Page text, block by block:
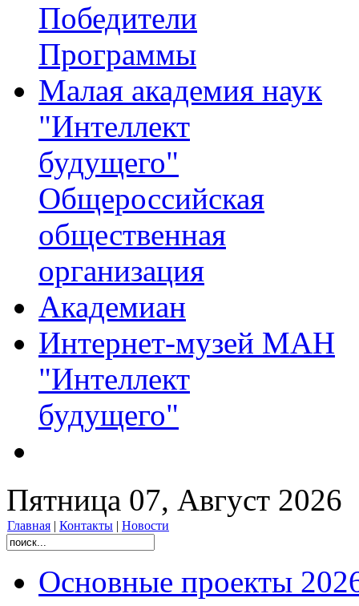
Победители
Программы
Малая академия наук
"Интеллект
будущего"
Общероссийская
общественная
организация
Академиан
Интернет-музей МАН
"Интеллект
будущего"
Пятница 07, Август 2026
Главная | Контакты | Новости
Основные проекты